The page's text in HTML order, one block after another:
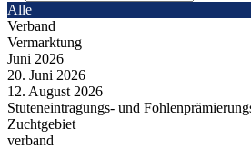
Alle
Verband
Vermarktung
Juni 2026
20. Juni 2026
12. August 2026
Stuteneintragungs- und
Zuchtgebiet
verband